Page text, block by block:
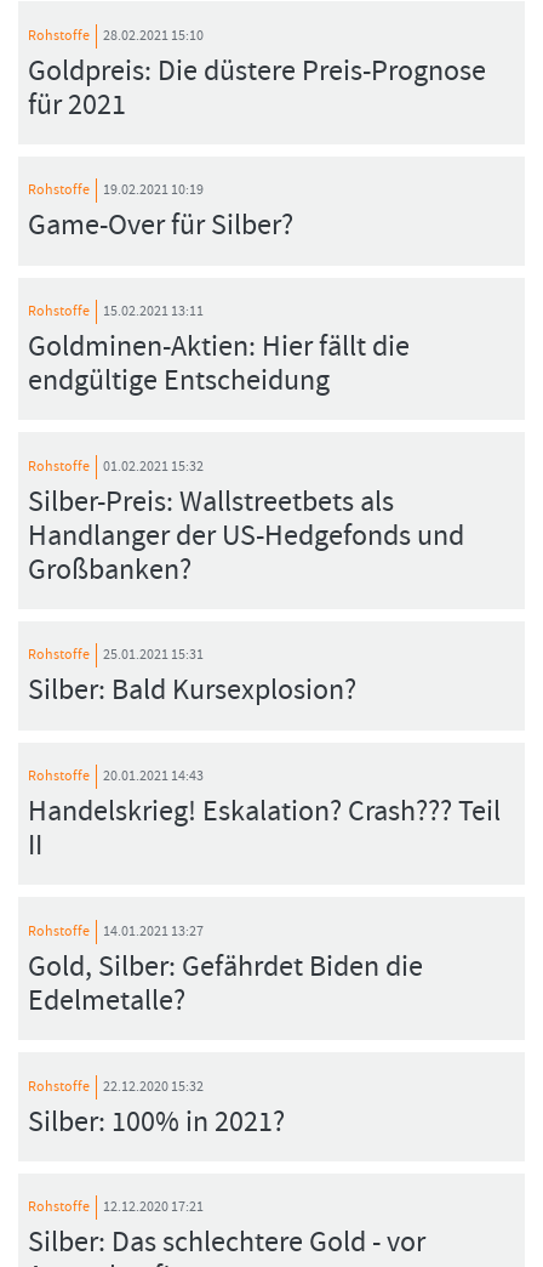
Rohstoffe 28.02.2021 15:10
Goldpreis: Die düstere Preis-Prognose
für 2021
Rohstoffe 19.02.2021 10:19
Game-Over für Silber?
Rohstoffe 15.02.2021 13:11
Goldminen-Aktien: Hier fällt die
endgültige Entscheidung
Rohstoffe 01.02.2021 15:32
Silber-Preis: Wallstreetbets als
Handlanger der US-Hedgefonds und
Großbanken?
Rohstoffe 25.01.2021 15:31
Silber: Bald Kursexplosion?
Rohstoffe 20.01.2021 14:43
Handelskrieg! Eskalation? Crash??? Teil
II
Rohstoffe 14.01.2021 13:27
Gold, Silber: Gefährdet Biden die
Edelmetalle?
Rohstoffe 22.12.2020 15:32
Silber: 100% in 2021?
Rohstoffe 12.12.2020 17:21
Silber: Das schlechtere Gold - vor